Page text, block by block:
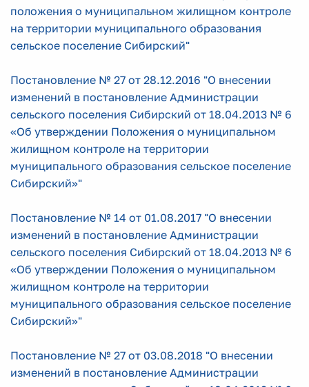
положения о муниципальном жилищном контроле
на территории муниципального образования
сельское поселение Сибирский"
Постановление № 27 от 28.12.2016 "О внесении
изменений в постановление Администрации
сельского поселения Сибирский от 18.04.2013 № 6
«Об утверждении Положения о муниципальном
жилищном контроле на территории
муниципального образования сельское поселение
Сибирский»"
Постановление № 14 от 01.08.2017 "О внесении
изменений в постановление Администрации
сельского поселения Сибирский от 18.04.2013 № 6
«Об утверждении Положения о муниципальном
жилищном контроле на территории
муниципального образования сельское поселение
Сибирский»"
Постановление № 27 от 03.08.2018 "О внесении
изменений в постановление Администрации